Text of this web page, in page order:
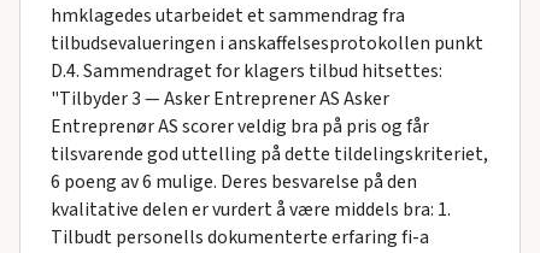
hmklagedes utarbeidet et sammendrag fra
tilbudsevalueringen i anskaffelsesprotokollen punkt
D.4. Sammendraget for klagers tilbud hitsettes:
"Tilbyder 3 — Asker Entreprener AS Asker
Entreprenør AS scorer veldig bra på pris og får
tilsvarende god uttelling på dette tildelingskriteriet,
6 poeng av 6 mulige. Deres besvarelse på den
kvalitative delen er vurdert å være middels bra: 1.
Tilbudt personells dokumenterte erfaring fi-a